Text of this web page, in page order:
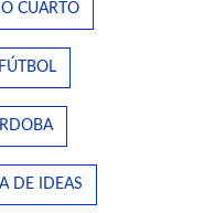
CUARTO
FÚTBOL
DE IDEAS